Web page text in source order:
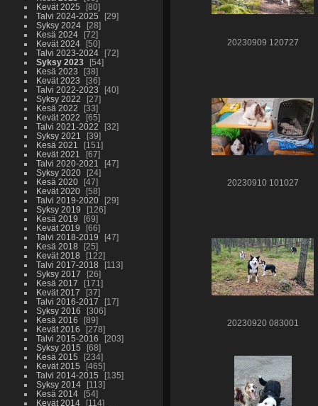
Kevät 2025
80
Talvi 2024-2025
29
Syksy 2024
28
Kesä 2024
72
Kevät 2024
50
Talvi 2023-2024
72
Syksy 2023
54
Kesä 2023
38
Kevät 2023
36
Talvi 2022-2023
40
Syksy 2022
27
Kesä 2022
33
Kevät 2022
65
Talvi 2021-2022
32
Syksy 2021
39
Kesä 2021
151
Kevät 2021
67
Talvi 2020-2021
47
Syksy 2020
24
Kesä 2020
47
Kevät 2020
58
Talvi 2019-2020
29
Syksy 2019
126
Kesä 2019
69
Kevät 2019
66
Talvi 2018-2019
47
Kesä 2018
25
Kevät 2018
122
Talvi 2017-2018
113
Syksy 2017
26
Kesä 2017
171
Kevät 2017
37
Talvi 2016-2017
17
Syksy 2016
306
Kesä 2016
89
Kevät 2016
278
Talvi 2015-2016
203
Syksy 2015
68
Kesä 2015
234
Kevät 2015
465
Talvi 2014-2015
135
Syksy 2014
113
Kesä 2014
54
Kevät 2014
114
20230909 120727
20230910 101027
20230920 083001